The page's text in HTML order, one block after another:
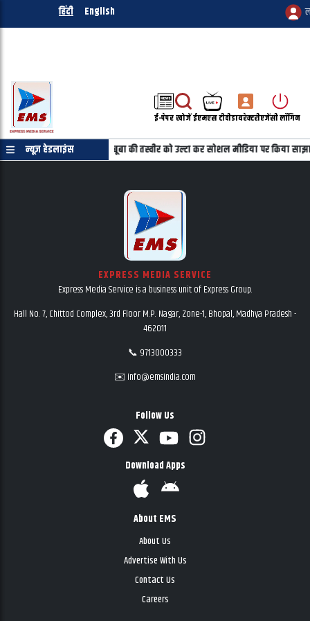
हिंदी English
ई-पेपरखोजेंईएमएस टीवीडायरेक्टरीएजेंसी लॉगिन
न्यूज़ हेडलाइंस
की जरुरत नहीं महबूबा की तस्वीर को उल्टा कर सोशल मीडिया पर किया साझा
EXPRESS MEDIA SERVICE
Express Media Service is a business unit of Express Group.
Hall No. 7, Chittod Complex, 3rd Floor M.P. Nagar, Zone-1, Bhopal, Madhya Pradesh -
462011
📞 9713000333
✉️ info@emsindia.com
Follow Us
Download Apps
About EMS
About Us
Advertise With Us
Contact Us
Careers